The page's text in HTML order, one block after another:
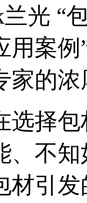
兰光
用案
家的
选择
、不
材引